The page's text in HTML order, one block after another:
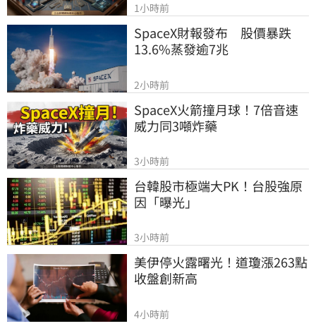
1小時前
SpaceX財報發布　股價暴跌
13.6%蒸發逾7兆
2小時前
SpaceX火箭撞月球！7倍音速
威力同3噸炸藥
3小時前
台韓股市極端大PK！台股強原
因「曝光」
3小時前
美伊停火露曙光！道瓊漲263點
收盤創新高
4小時前